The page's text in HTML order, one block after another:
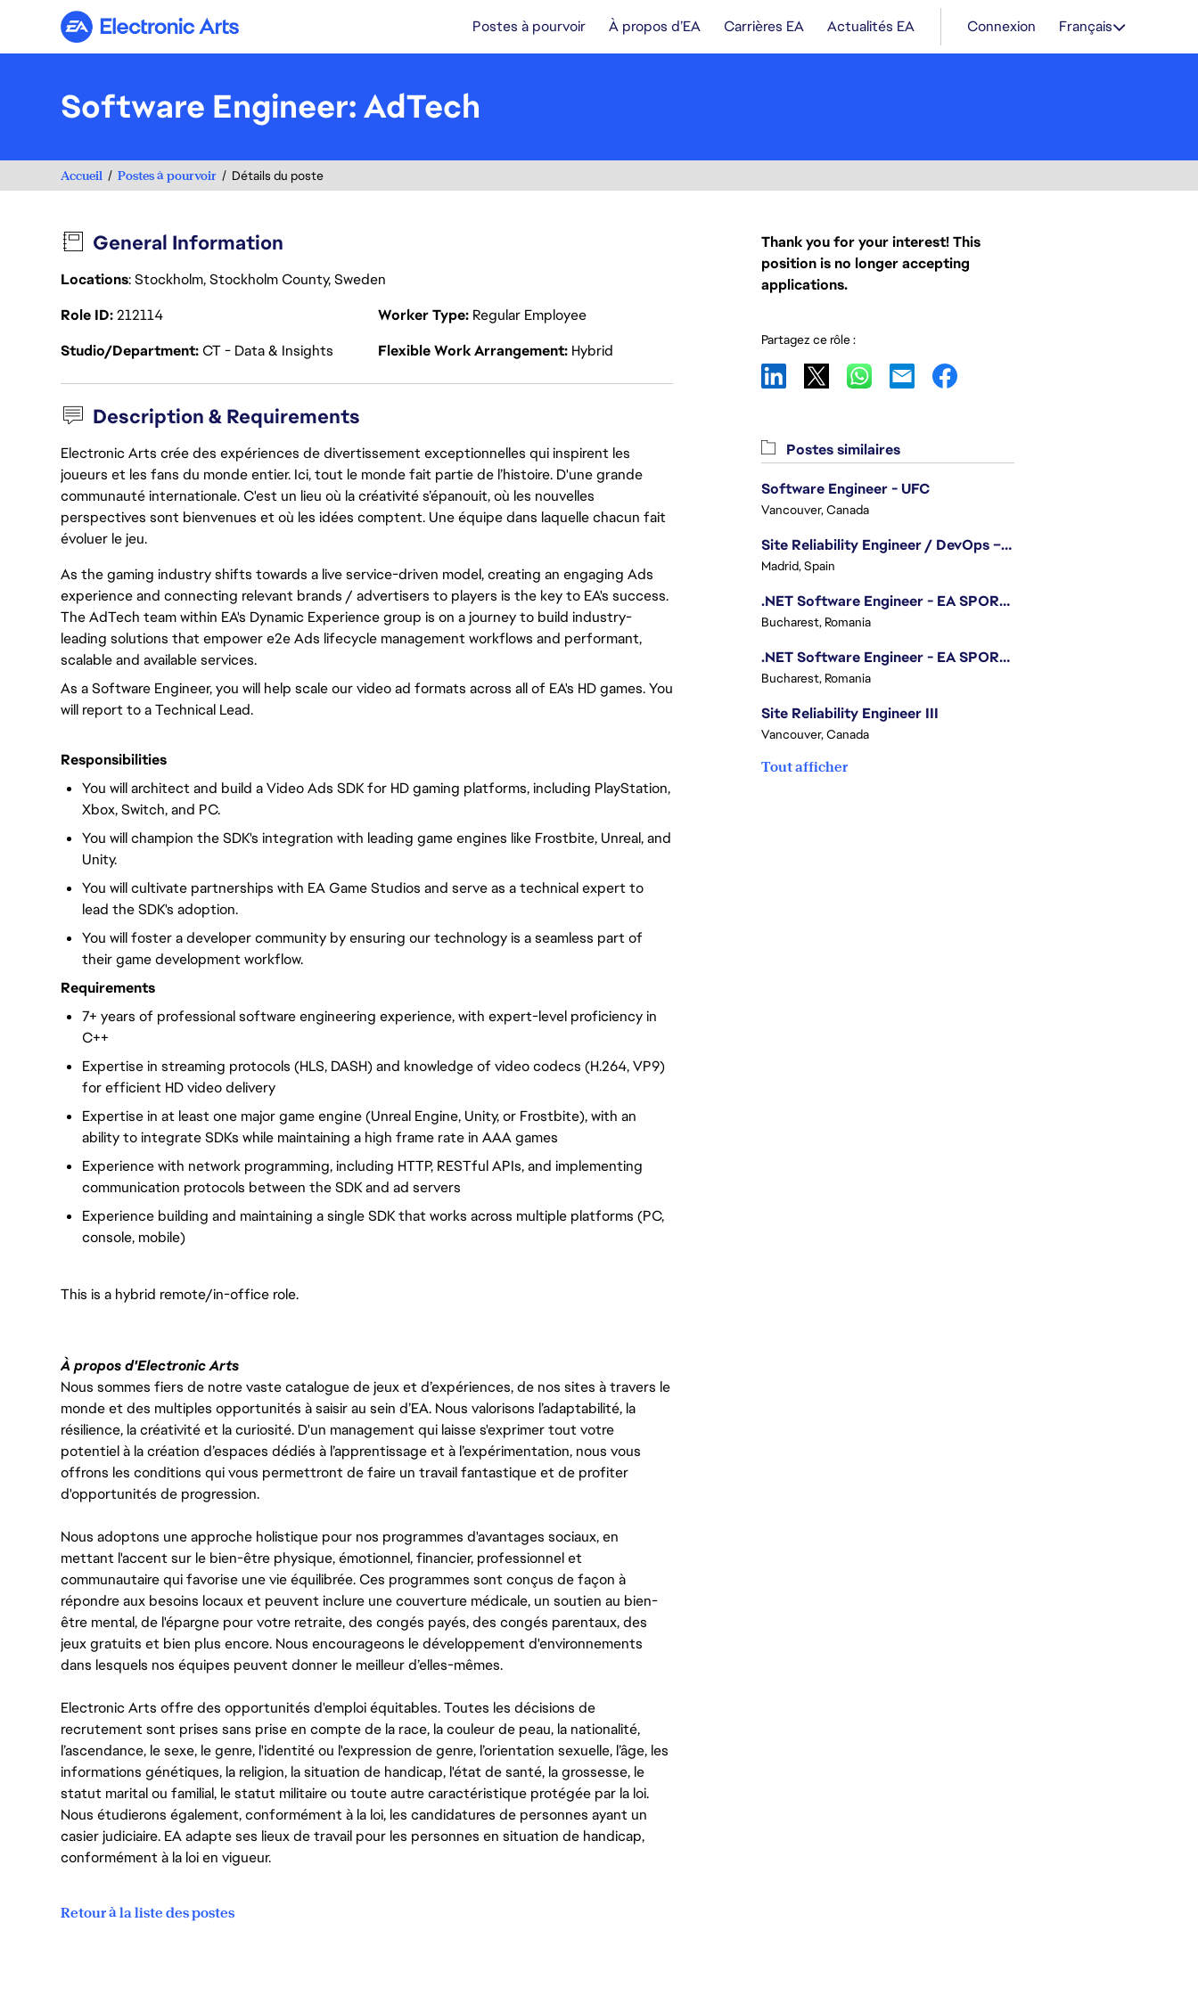
Electronic Arts Postes à pourvoir À propos d’EA Carrières EA Actualités EA Connexion Français
Software Engineer: AdTech
Accueil Postes à pourvoir Détails du poste
General Information
Locations: Stockholm, Stockholm County, Sweden
Role ID212114 Worker Type Regular Employee
Studio/DepartmentCT - Data & Insights Flexible Work Arrangement Hybrid
Description & Requirements
Electronic Arts crée des expériences de divertissement exceptionnelles qui inspirent les
joueurs et les fans du monde entier. Ici, tout le monde fait partie de l’histoire. D'une grande
communauté internationale. C'est un lieu où la créativité s’épanouit, où les nouvelles
perspectives sont bienvenues et où les idées comptent. Une équipe dans laquelle chacun fait
évoluer le jeu.
As the gaming industry shifts towards a live service-driven model, creating an engaging Ads
experience and connecting relevant brands / advertisers to players is the key to EA's success.
The AdTech team within EA's Dynamic Experience group is on a journey to build industry-
leading solutions that empower e2e Ads lifecycle management workflows and performant,
scalable and available services.
As a Software Engineer, you will help scale our video ad formats across all of EA's HD games. You
will report to a Technical Lead.
Responsibilities
You will architect and build a Video Ads SDK for HD gaming platforms, including PlayStation,
Xbox, Switch, and PC.
You will champion the SDK's integration with leading game engines like Frostbite, Unreal, and
Unity.
You will cultivate partnerships with EA Game Studios and serve as a technical expert to
lead the SDK's adoption.
You will foster a developer community by ensuring our technology is a seamless part of
their game development workflow.
Requirements
7+ years of professional software engineering experience, with expert-level proficiency in
C++
Expertise in streaming protocols (HLS, DASH) and knowledge of video codecs (H.264, VP9)
for efficient HD video delivery
Expertise in at least one major game engine (Unreal Engine, Unity, or Frostbite), with an
ability to integrate SDKs while maintaining a high frame rate in AAA games
Experience with network programming, including HTTP, RESTful APIs, and implementing
communication protocols between the SDK and ad servers
Experience building and maintaining a single SDK that works across multiple platforms (PC,
console, mobile)
This is a hybrid remote/in-office role.
À propos d'Electronic Arts
Nous sommes fiers de notre vaste catalogue de jeux et d’expériences, de nos sites à travers le
monde et des multiples opportunités à saisir au sein d’EA. Nous valorisons l’adaptabilité, la
résilience, la créativité et la curiosité. D'un management qui laisse s'exprimer tout votre
potentiel à la création d’espaces dédiés à l’apprentissage et à l’expérimentation, nous vous
offrons les conditions qui vous permettront de faire un travail fantastique et de profiter
d'opportunités de progression.
Nous adoptons une approche holistique pour nos programmes d'avantages sociaux, en
mettant l'accent sur le bien-être physique, émotionnel, financier, professionnel et
communautaire qui favorise une vie équilibrée. Ces programmes sont conçus de façon à
répondre aux besoins locaux et peuvent inclure une couverture médicale, un soutien au bien-
être mental, de l'épargne pour votre retraite, des congés payés, des congés parentaux, des
jeux gratuits et bien plus encore. Nous encourageons le développement d'environnements
dans lesquels nos équipes peuvent donner le meilleur d’elles-mêmes.
Electronic Arts offre des opportunités d'emploi équitables. Toutes les décisions de
recrutement sont prises sans prise en compte de la race, la couleur de peau, la nationalité,
l’ascendance, le sexe, le genre, l'identité ou l'expression de genre, l’orientation sexuelle, l’âge, les
informations génétiques, la religion, la situation de handicap, l'état de santé, la grossesse, le
statut marital ou familial, le statut militaire ou toute autre caractéristique protégée par la loi.
Nous étudierons également, conformément à la loi, les candidatures de personnes ayant un
casier judiciaire. EA adapte ses lieux de travail pour les personnes en situation de handicap,
conformément à la loi en vigueur.
Retour à la liste des postes
Thank you for your interest! This
position is no longer accepting
applications.
Partagez ce rôle :
Postes similaires
Software Engineer - UFC
Vancouver, Canada
Site Reliability Engineer / DevOps – Localization
Madrid, Spain
.NET Software Engineer - EA SPORTS™ FC
Bucharest, Romania
.NET Software Engineer - EA SPORTS™ FC
Bucharest, Romania
Site Reliability Engineer III
Vancouver, Canada
Tout afficher